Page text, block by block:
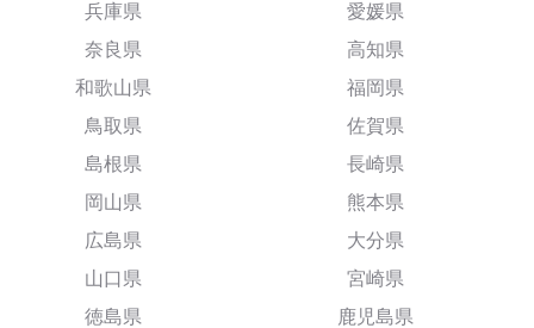
兵庫県
奈良県
和歌山県
鳥取県
島根県
岡山県
広島県
山口県
徳島県
愛媛県
高知県
福岡県
佐賀県
長崎県
熊本県
大分県
宮崎県
鹿児島県